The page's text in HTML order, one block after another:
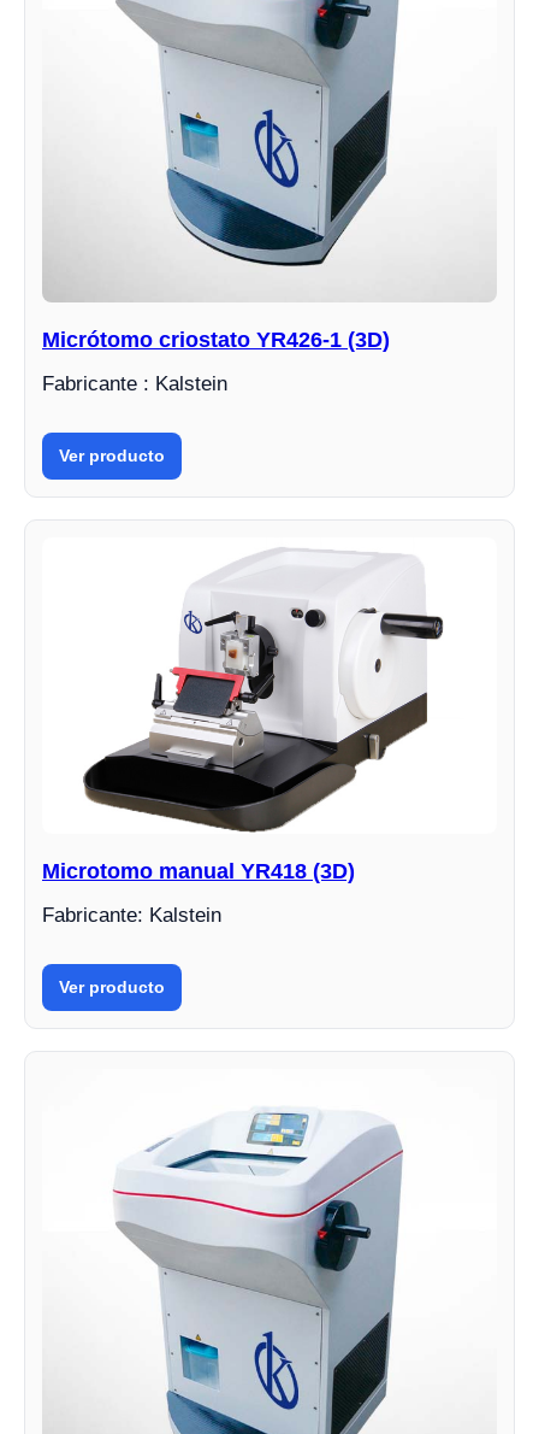
Micrótomo criostato YR426-1 (3D)
Fabricante : Kalstein
Ver producto
Microtomo manual YR418 (3D)
Fabricante: Kalstein
Ver producto